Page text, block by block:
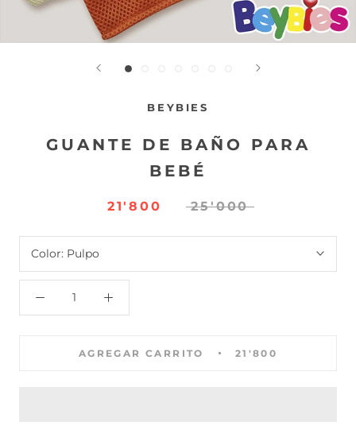
BEYBIES
GUANTE DE BAÑO PARA
BEBÉ
21'800 25'000
Color: Pulpo
AGREGAR CARRITO 21'800